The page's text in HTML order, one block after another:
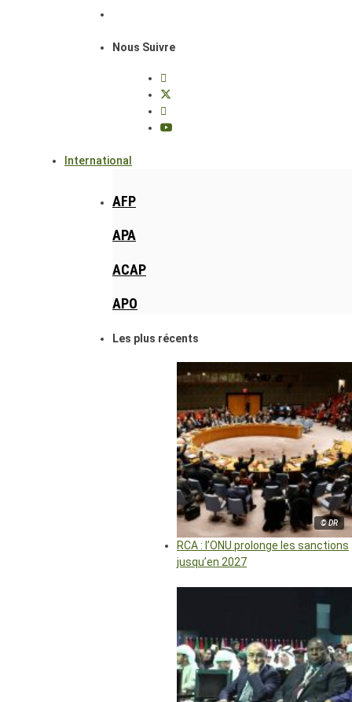
Nous Suivre
International
AFP
APA
ACAP
APO
Les plus récents
© DR
RCA : l’ONU prolonge les sanctions
jusqu’en 2027